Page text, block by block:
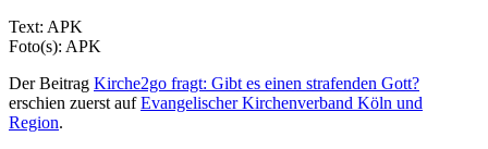
Text: APK
Foto(s): APK
Der Beitrag Kirche2go fragt: Gibt es einen strafenden Gott?
erschien zuerst aufEvangelischer Kirchenverband Köln und
Region.